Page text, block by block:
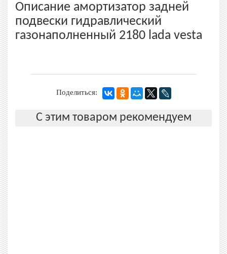
Описание амортизатор задней
подвески гидравлический
газонаполненный 2180 lada vesta
Поделиться:
С этим товаром рекомендуем